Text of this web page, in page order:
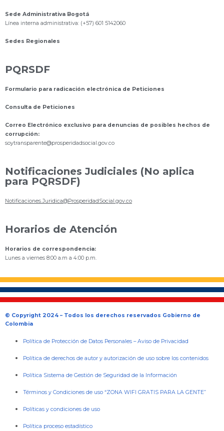
Sede Administrativa Bogotá
Línea interna administrativa: (+57) 601 5142060
Sedes Regionales
PQRSDF
Formulario para radicación electrónica de Peticiones
Consulta de Peticiones
Correo Electrónico exclusivo para denuncias de posibles hechos de
corrupción:
soytransparente@prosperidadsocial.gov.co
Notificaciones Judiciales (No aplica
para PQRSDF)
Notificaciones.Juridica@ProsperidadSocial.gov.co
Horarios de Atención
Horarios de correspondencia:
Lunes a viernes 8:00 a.m a 4:00 p.m.
© Copyright 2024 – Todos los derechos reservados Gobierno de
Colombia
Política de Protección de Datos Personales –Aviso de Privacidad
Política de derechos de autor y autorización de uso sobre los contenidos
Política Sistema de Gestión de Seguridad de la Información
Términos y Condiciones de uso “ZONA WIFI GRATIS PARA LA GENTE”
Políticas y condiciones de uso
Política proceso estadístico